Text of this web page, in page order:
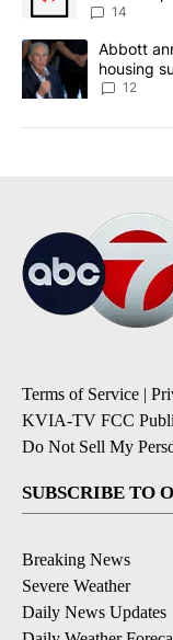
14
A trending article
Abbott
housing
12
Terms of Service |
KVIA-TV FCC
Do Not Sell My
SUBSCRIBE TO
Breaking News
Severe Weather
Daily News Updates